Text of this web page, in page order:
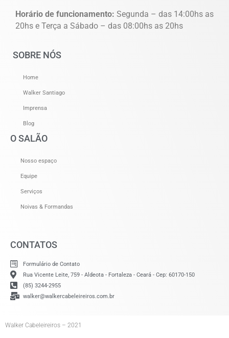
Horário de funcionamento: Segunda – das 14:00hs as
20hs e Terça a Sábado – das 08:00hs as 20hs
SOBRE NÓS
Home
Walker Santiago
Imprensa
Blog
O SALÃO
Nosso espaço
Equipe
Serviços
Noivas & Formandas
CONTATOS
Formulário de Contato
Rua Vicente Leite, 759 - Aldeota - Fortaleza - Ceará - Cep: 60170-150
(85) 3244-2955
walker@walkercabeleireiros.com.br
Walker Cabeleireiros – 2021